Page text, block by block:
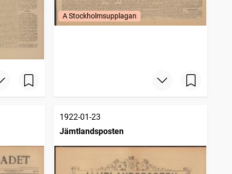
A Stockholmsupplagan
1922-01-23
Jämtlandsposten